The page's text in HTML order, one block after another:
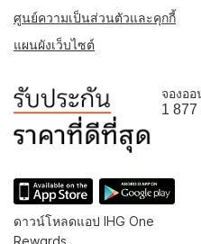
ศูนย์ความเป็นส่วนตัวและคุกกี้
แผนผังเว็บไซต์
จองอ
1 877
ดาวน์โหลดแอป IHG One